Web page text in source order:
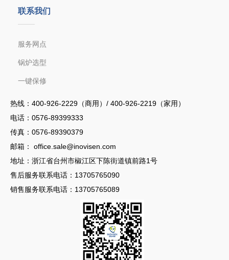
联系我们
服务网点
锅炉选型
一键保修
热线： 400-926-2229（商用）/ 400-926-2219（家用）
电话： 0576-89399333
传真：0576-89390379
邮箱：
office.sale@inovisen.com
地址：浙江省台州市椒江区下陈街道镇前路1号
售后服务联系电话： 13705765090
销售服务联系电话：13705765089